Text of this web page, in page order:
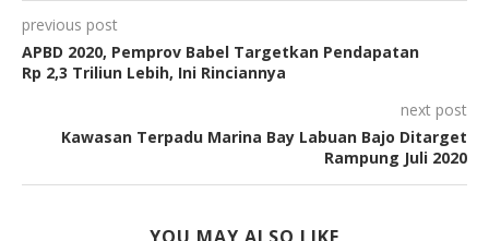
previous post
APBD 2020, Pemprov Babel Targetkan Pendapatan
Rp 2,3 Triliun Lebih, Ini Rinciannya
next post
Kawasan Terpadu Marina Bay Labuan Bajo Ditarget
Rampung Juli 2020